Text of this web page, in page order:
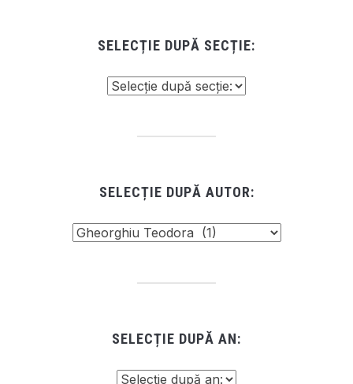
SELECȚIE DUPĂ SECȚIE:
SELECȚIE DUPĂ AUTOR:
SELECȚIE DUPĂ AN: